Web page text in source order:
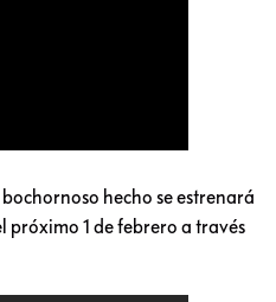
hecho se estrenará
próximo 1 de febrero a través